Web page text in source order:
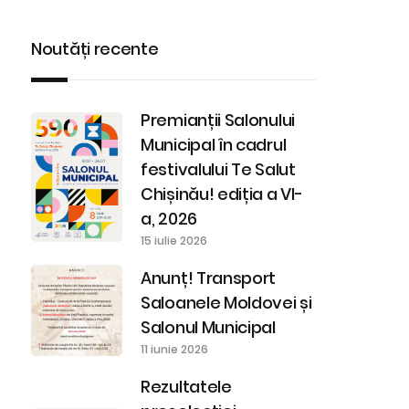
Noutăți recente
Premianții Salonului
Municipal în cadrul
festivalului Te Salut
Chișinău! ediția a VI-
a, 2026
15 iulie 2026
Anunț! Transport
Saloanele Moldovei și
Salonul Municipal
11 iunie 2026
Rezultatele